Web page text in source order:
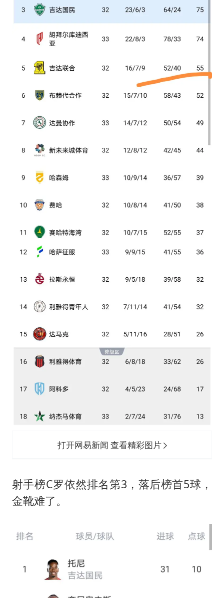
打开网易新闻 查看精彩图片
射手榜C罗依然排名第3，落后榜首5球，
金靴难了。